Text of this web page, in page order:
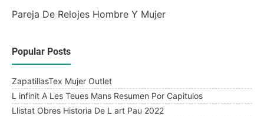
Pareja De Relojes Hombre Y Mujer
Popular Posts
ZapatillasTex Mujer Outlet
L infinit A Les Teues Mans Resumen Por Capitulos
Llistat Obres Historia De L art Pau 2022